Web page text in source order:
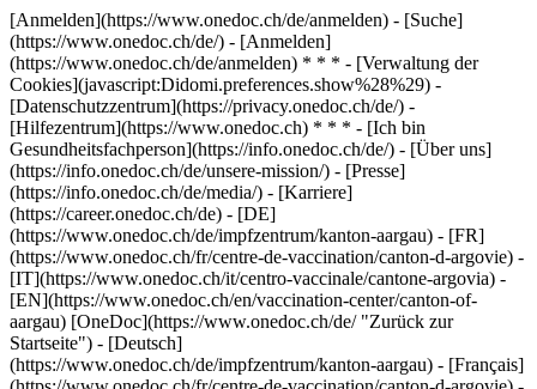
[Anmelden](https://www.onedoc.ch/de/anmelden) - [Suche]
(https://www.onedoc.ch/de/) - [Anmelden]
(https://www.onedoc.ch/de/anmelden) * * * - [Verwaltung der
Cookies](javascript:Didomi.preferences.show%28%29) -
[Datenschutzzentrum](https://privacy.onedoc.ch/de/) -
[Hilfezentrum](https://www.onedoc.ch) * * * - [Ich bin
Gesundheitsfachperson](https://info.onedoc.ch/de/) - [Über uns]
(https://info.onedoc.ch/de/unsere-mission/) - [Presse]
(https://info.onedoc.ch/de/media/) - [Karriere]
(https://career.onedoc.ch/de) - [DE]
(https://www.onedoc.ch/de/impfzentrum/kanton-aargau) - [FR]
(https://www.onedoc.ch/fr/centre-de-vaccination/canton-d-argovie) -
[IT](https://www.onedoc.ch/it/centro-vaccinale/cantone-argovia) -
[EN](https://www.onedoc.ch/en/vaccination-center/canton-of-
aargau) [OneDoc](https://www.onedoc.ch/de/ "Zurück zur
Startseite") - [Deutsch]
(https://www.onedoc.ch/de/impfzentrum/kanton-aargau) - [Français]